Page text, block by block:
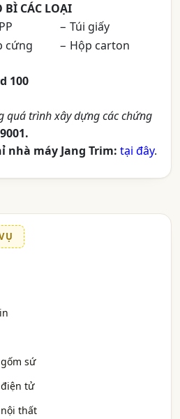
BÌ CÁC LOẠI
− Túi giấy
cứng
− Hộp carton
100
quá trình xây dựng các chứng
nhà máy Jang Trim: tại đây.
sứ
tử
thất